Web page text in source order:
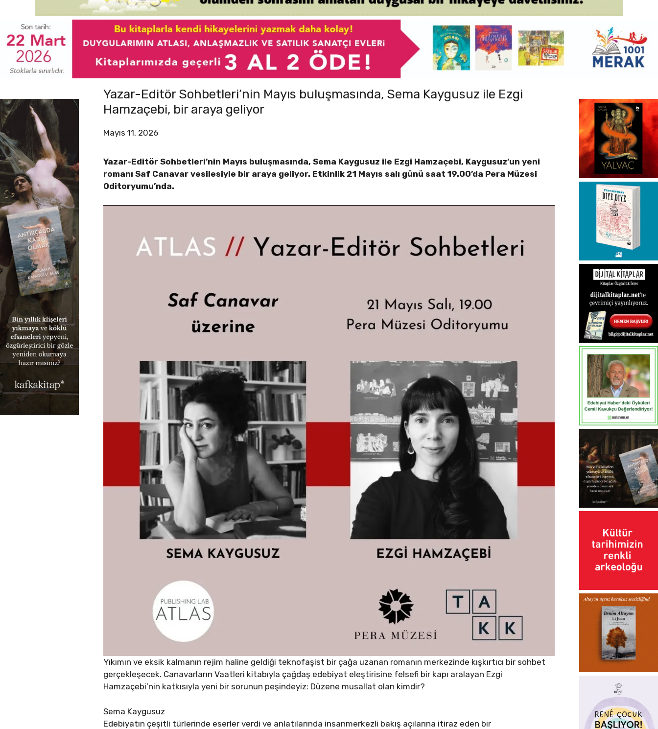
Yazar-Editör Sohbetleri’nin Mayıs buluşmasında, Sema Kaygusuz ile Ezgi
Hamzaçebi, bir araya geliyor
Mayıs 11, 2026
Yazar-Editör Sohbetleri’nin Mayıs buluşmasında, Sema Kaygusuz ile Ezgi Hamzaçebi, Kaygusuz’un yeni
romanı Saf Canavar vesilesiyle bir araya geliyor. Etkinlik 21 Mayıs salı günü saat 19.00’da Pera Müzesi
Oditoryumu’nda.
Yıkımın ve eksik kalmanın rejim haline geldiği teknofaşist bir çağa uzanan romanın merkezinde kışkırtıcı bir sohbet
gerçekleşecek. Canavarların Vaatleri kitabıyla çağdaş edebiyat eleştirisine felsefi bir kapı aralayan Ezgi
Hamzaçebi’nin katkısıyla yeni bir sorunun peşindeyiz: Düzene musallat olan kimdir?
Sema Kaygusuz
Edebiyatın çeşitli türlerinde eserler verdi ve anlatılarında insanmerkezli bakış açılarına itiraz eden bir